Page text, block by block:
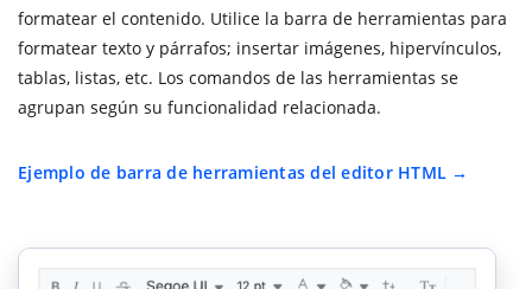
formatear el contenido. Utilice la barra de herramientas para
formatear texto y párrafos; insertar imágenes, hipervínculos,
tablas, listas, etc. Los comandos de las herramientas se
agrupan según su funcionalidad relacionada.
Ejemplo de barra de herramientas del editor HTML